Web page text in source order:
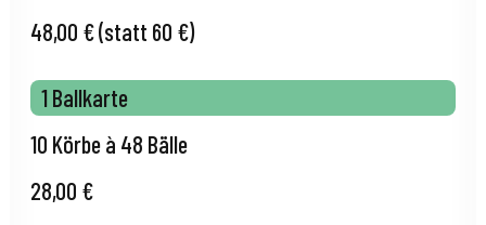
48,00 € (statt 60 €)
1 Ballkarte
10 Körbe à 48 Bälle
28,00 €